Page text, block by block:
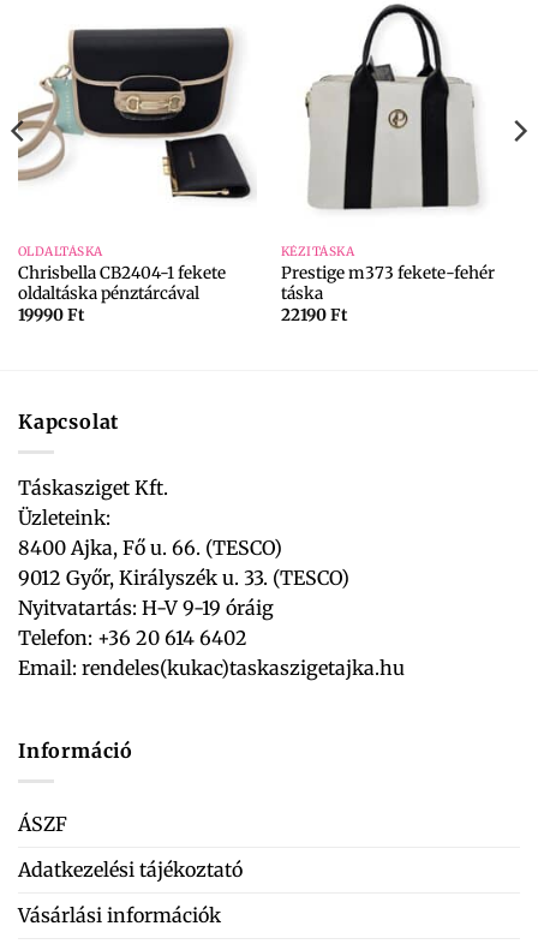
OLDALTÁSKA
Chrisbella CB2404-1 fekete
oldaltáska pénztárcával
19990Ft
KÉZITÁSKA
Prestige m373 fekete-fehér
táska
22190Ft
Kapcsolat
Táskasziget Kft.
Üzleteink:
8400 Ajka, Fő u. 66. (TESCO)
9012 Győr, Királyszék u. 33. (TESCO)
Nyitvatartás: H-V 9-19 óráig
Telefon: +36 20 614 6402
Email: rendeles(kukac)taskaszigetajka.hu
Információ
ÁSZF
Adatkezelési tájékoztató
Vásárlási információk